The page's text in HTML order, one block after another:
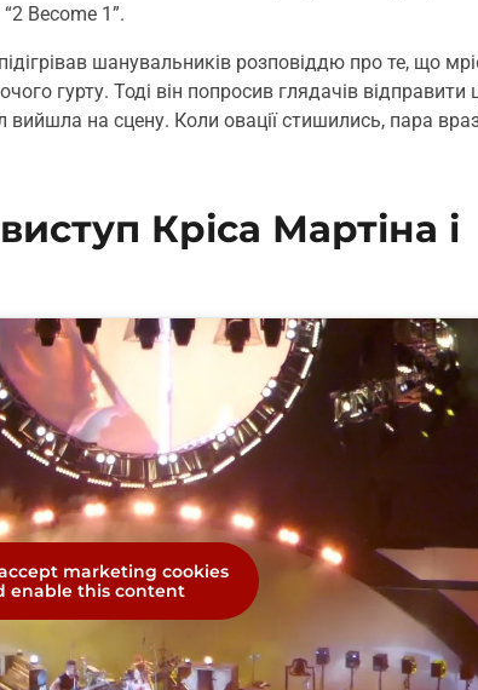
Become 1”.
шанувальників розповіддю про те, що
гурту. Тоді він попросив глядачів відправити
вийшла на сцену. Коли овації стишились, пара
Кріса Мартіна і
marketing cookies
enable this content